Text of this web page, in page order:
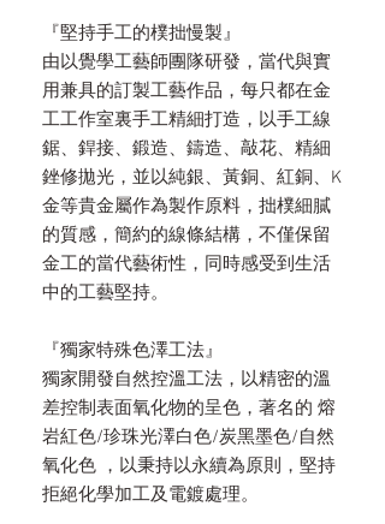
『堅持手工的樸拙慢製』
由以覺學工藝師團隊研發，當代與實
用兼具的訂製工藝作品，每只都在金
工工作室裏手工精細打造，以手工線
鋸、銲接、鍛造、鑄造、敲花、精細
銼修拋光，並以純銀、黃銅、紅銅、K
金等貴金屬作為製作原料，拙樸細膩
的質感，簡約的線條結構，不僅保留
金工的當代藝術性，同時感受到生活
中的工藝堅持。
『獨家特殊色澤工法』
獨家開發自然控溫工法，以精密的溫
差控制表面氧化物的呈色，著名的 熔
岩紅色/珍珠光澤白色/炭黑墨色/自然
氧化色 ，以秉持以永續為原則，堅持
拒絕化學加工及電鍍處理。